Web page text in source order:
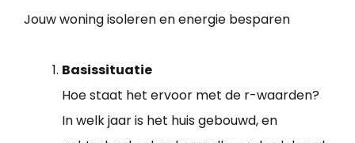
Jouw woning isoleren en energie besparen
Basissituatie
Hoe staat het ervoor met de r-waarden?
In welk jaar is het huis gebouwd, en